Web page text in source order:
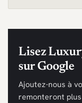
Lisez
sur Google
Ajoutez-nous à
remonteront